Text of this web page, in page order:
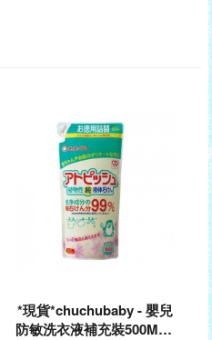
*現貨*chuchubaby - 嬰兒
防敏洗衣液補充裝500ML#